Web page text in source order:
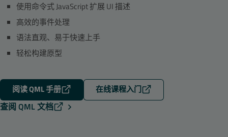
使用命令式 JavaScript 扩展 UI 描述
高效的事件处理
语法直观、易于快速上手
轻松构建原型
阅读 QML 手册 在线课程入门
查阅 QML 文档